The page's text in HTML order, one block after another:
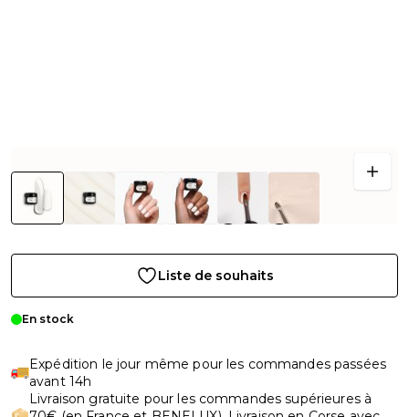
Liste de souhaits
En stock
Expédition le jour même pour les commandes passées
avant 14h
Livraison gratuite pour les commandes supérieures à